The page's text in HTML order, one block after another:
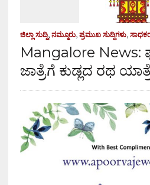
ಜಿಲ್ಲಾ ಸುದ್ದಿ, ನಮ್ಮೂರು, ಪ್ರಮುಖ ಸುದ್ದಿಗಳು,
Mangalore News:
ಜಾತ್ರೆಗೆ ಕುಡ್ಲದ ರಥ